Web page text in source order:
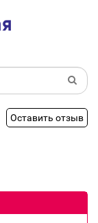
Оставить отзыв